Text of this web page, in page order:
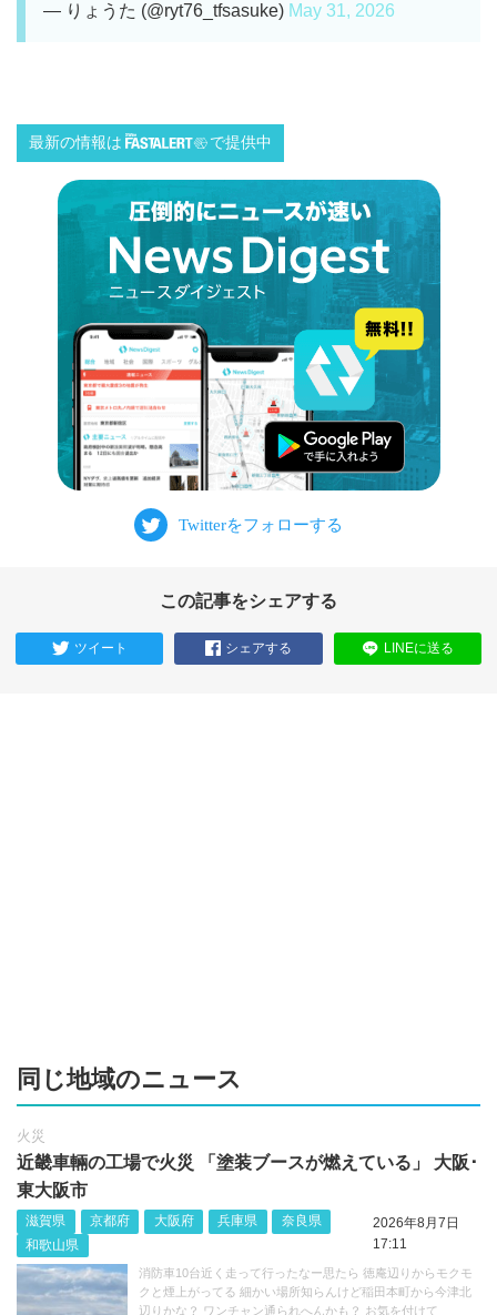
— りょうた (@ryt76_tfsasuke) May 31, 2026
最新の情報は で提供中
この記事をシェアする
ツイート シェアする LINEに送る
同じ地域のニュース
火災
近畿車輛の工場で火災 「塗装ブースが燃えている」 大阪･
東大阪市
滋賀県 京都府 大阪府 兵庫県
奈良県
和歌山県
2026年8月7日
17:11
消防車10台近く走って行ったなー思たら 徳庵辺りからモクモ
クと煙上がってる 細かい場所知らんけど稲田本町から今津北
辺りかな？ ワンチャン通られへんかも？ お気を付けて